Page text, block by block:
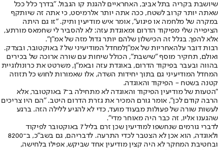
שיושבת בקריה בתל אביב, האחראיים להגנת קו הגבול. "בדרך כלל ככל
שאתה יותר קרוב לשטח, ככה אתה יותר אלרמיסט, כי אתה זה שיותקף
במקרה של מלחמה או פיגוע", אומר איש מודיעין ותיק. "זו גם היתה
הציפייה שלי מפיקוד הדרום ומאוגדת עזה: לא להסביר לי שחמאס מורתע,
אלא להפך. בגלל זה הכישלון שלהם יותר גדול מזה של אמ"ן".
רבות דובר עלהאחריות של אמ"ן
למחדל המודיעיני של 7 באוקטובר, ובצדק.
ואולם, תחקיר מוסף "שישבת", הכולל שיחות עם שורה ארוכה של בכירים
בהווה ובעבר בפיקוד הדרום, באוגדת עזה ובאמ"ן, משרטט את כרונולוגיית
המחדל המודיעיני גם בתוך יחידות השדה, אלו שאמורות לחוש כל תזוזה
קטנה בשטח - הפיקוד והאוגדה.
"הטעות של מודיעין הפיקוד והאוגדה לא מתחילה ב־7 באוקטובר, אלא
הרבה קודם לכן", אומר גורם המכיר את גזרת הדרום היטב. "הם היו צריכים
לעשות שורה של פעולות מבעוד מועד, כדי לא להגיע ללילה הזה. ברגע
שהגענו אליו, זה כבר היה מאוחר מדי".
לדברי גורמים שנחשפו למודיעין שכן זרם בליל 7 באוקטובר לפיקוד
ולאוגדה, הוא אכן לא הצטבר לכדי התרעה. לדבריהם, גם בשב"כ, ב־8200
ובחטיבת המחקר לא היה קצין מודיעין אחד שביקש, אפילו בלחישה,